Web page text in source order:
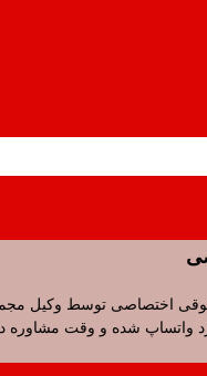
توسط وکیل مجموعه
شده و وقت مشاوره دریافت